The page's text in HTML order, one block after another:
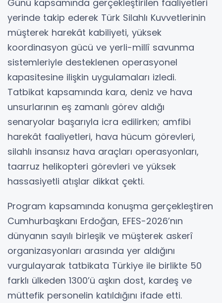
Günü kapsamında gerçekleştirilen faaliyetleri
yerinde takip ederek Türk Silahlı Kuvvetlerinin
müşterek harekât kabiliyeti, yüksek
koordinasyon gücü ve yerli-millî savunma
sistemleriyle desteklenen operasyonel
kapasitesine ilişkin uygulamaları izledi.
Tatbikat kapsamında kara, deniz ve hava
unsurlarının eş zamanlı görev aldığı
senaryolar başarıyla icra edilirken; amfibi
harekât faaliyetleri, hava hücum görevleri,
silahlı insansız hava araçları operasyonları,
taarruz helikopteri görevleri ve yüksek
hassasiyetli atışlar dikkat çekti.
Program kapsamında konuşma gerçekleştiren
Cumhurbaşkanı Erdoğan, EFES-2026’nın
dünyanın sayılı birleşik ve müşterek askerî
organizasyonları arasında yer aldığını
vurgulayarak tatbikata Türkiye ile birlikte 50
farklı ülkeden 1300’ü aşkın dost, kardeş ve
müttefik personelin katıldığını ifade etti.